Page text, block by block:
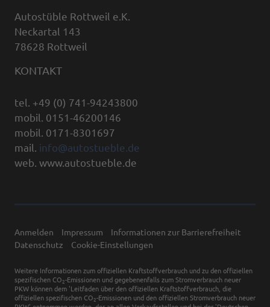
Autostüble Rottweil e.K.
Neckartal 143
78628 Rottweil
KONTAKT
tel. +49 (0) 741-94243800
mobil. 0151-46200146
mobil. 0171-8301697
mail. info@autostueble.de
web. www.autostueble.de
Anmelden Impressum
Informationen zur Barrierefreiheit
Datenschutz
Cookie-Einstellungen
Weitere Informationen zum offiziellen Kraftstoffverbrauch und zu den offiziellen
spezifischen CO 2-Emissionen und gegebenenfalls zum Stromverbrauch neuer
PKW können dem 'Leitfaden über den offiziellen Kraftstoffverbrauch, die
offiziellen spezifischen CO 2-Emissionen und den offiziellen Stromverbrauch neuer